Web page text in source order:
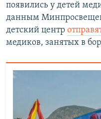
появились у детей
данным
детский центр
медиков, занятых в